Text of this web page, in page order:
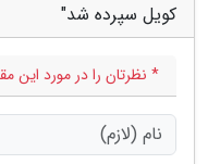
کویل سپرده شد"
* نظرتان را در مورد این